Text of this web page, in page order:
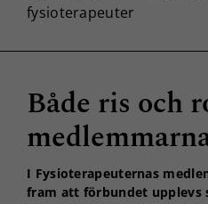
Både ris och
I Fysioterapeuternas
fram att förbundet upplevs